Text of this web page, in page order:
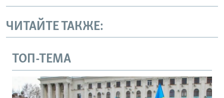
ЧИТАЙТЕ ТАКЖЕ:
ТОП-ТЕМА